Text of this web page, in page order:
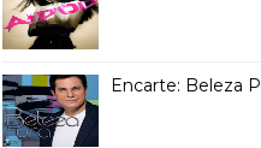
Encarte: Beleza